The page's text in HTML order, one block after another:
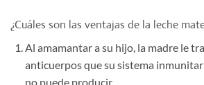
¿Cuáles son las ventajas de la leche
Al amamantar a su hijo, la madre le
anticuerpos que su sistema
no puede producir.